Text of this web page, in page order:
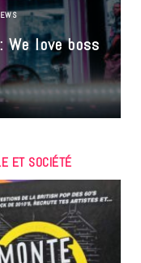
We love boss
ET SOCIÉTÉ